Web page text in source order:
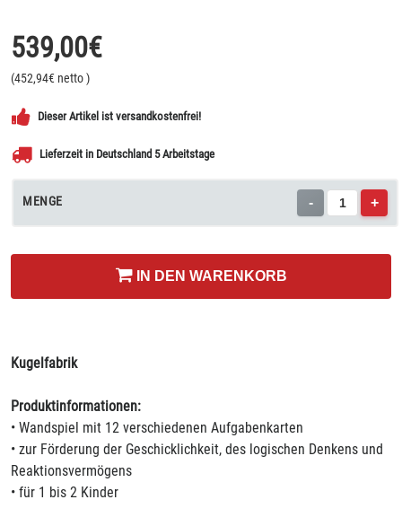
539,00€
(452,94€ netto)
Dieser Artikel ist versandkostenfrei!
Lieferzeit in Deutschland 5 Arbeitstage
MENGE - +
IN DEN WARENKORB
Kugelfabrik
Produktinformationen:
• Wandspiel mit 12 verschiedenen Aufgabenkarten
• zur Förderung der Geschicklichkeit, des logischen Denkens und
Reaktionsvermögens
• für 1 bis 2 Kinder